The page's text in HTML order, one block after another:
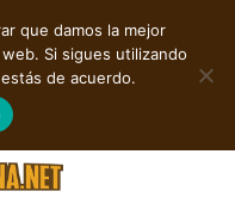
Cowboy Cadillac
que damos la mejor
Si sigues utilizando
de acuerdo.